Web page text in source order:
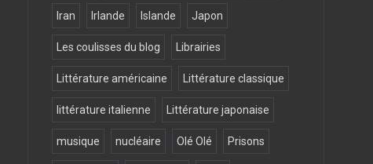
Iran Irlande Islande Japon
Les coulisses du blog Librairies
Littérature américaine Littérature classique
littérature italienne Littérature japonaise
musique nucléaire Olé Olé Prisons